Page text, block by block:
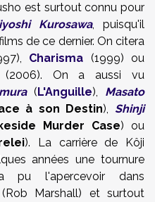
est surtout connu pour
Kurosawa, puisqu'il
de ce dernier. On citera
Charisma (1999) ou
(2006). On a aussi vu
(L'Anguille), Masato
à son Destin),Shinji
Murder Case) ou
). La carrière de Kôji
années une tournure
pu l'apercevoir dans
(Rob Marshall) et surtout